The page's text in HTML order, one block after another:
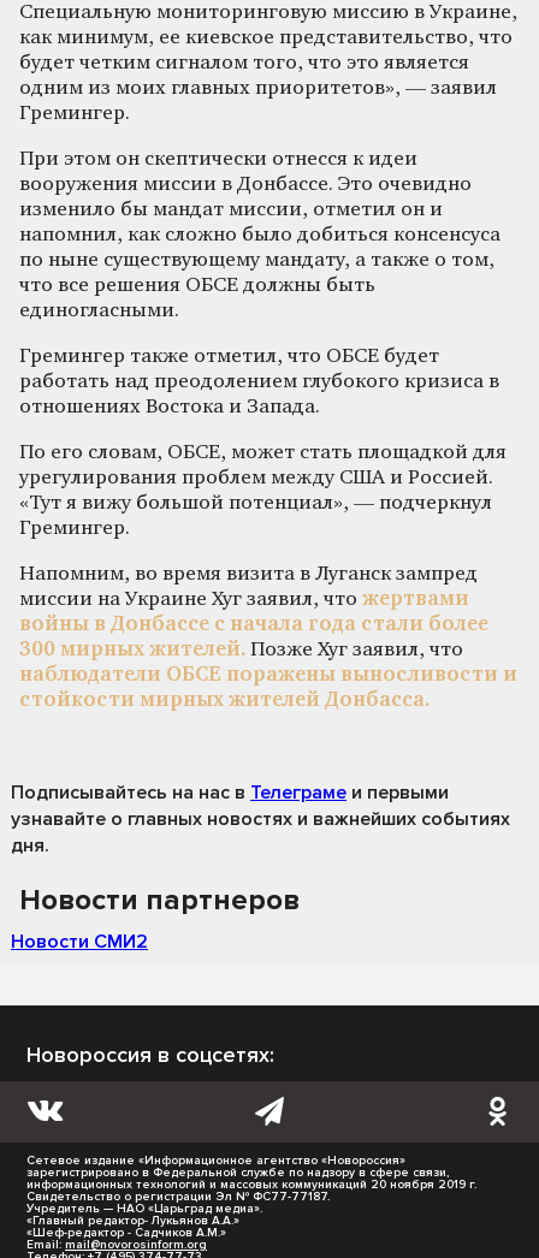
Специальную мониторинговую миссию в Украине,
как минимум, ее киевское представительство, что
будет четким сигналом того, что это является
одним из моих главных приоритетов», — заявил
Гремингер.
При этом он скептически отнесся к идеи
вооружения миссии в Донбассе. Это очевидно
изменило бы мандат миссии, отметил он и
напомнил, как сложно было добиться консенсуса
по ныне существующему мандату, а также о том,
что все решения ОБСЕ должны быть
единогласными.
Гремингер также отметил, что ОБСЕ будет
работать над преодолением глубокого кризиса в
отношениях Востока и Запада.
По его словам, ОБСЕ, может стать площадкой для
урегулирования проблем между США и Россией.
«Тут я вижу большой потенциал», — подчеркнул
Гремингер.
Напомним, во время визита в Луганск зампред
миссии на Украине Хуг заявил, что жертвами
войны в Донбассе с начала года стали более
300 мирных жителей. Позже Хуг заявил, что
наблюдатели ОБСЕ поражены выносливости и
стойкости мирных жителей Донбасса.
Подписывайтесь на нас в Телеграме и первыми
узнавайте о главных новостях и важнейших событиях
дня.
Новости партнеров
Новости СМИ2
Новороссия в соцсетях:
Сетевое издание «Информационное агентство «Новороссия»
зарегистрировано в Федеральной службе по надзору в сфере связи,
информационных технологий и массовых коммуникаций 20 ноября 2019 г.
Свидетельство о регистрации Эл № ФС77-77187.
Учредитель — НАО «Царьград медиа».
«Главный редактор- Лукьянов А.А.»
«Шеф-редактор - Садчиков А.М.»
Email: mail@novorosinform.org